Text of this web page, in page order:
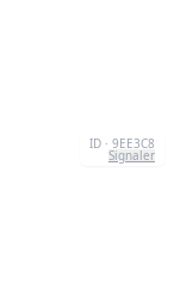
ID · 9EE3C8
Signaler